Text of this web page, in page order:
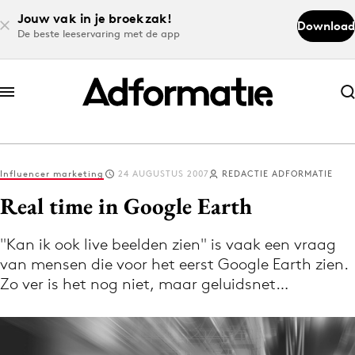
Jouw vak in je broekzak!
De beste leeservaring met de app
Download
Abonneer nu
Abonneer nu
Log in
Download de app
Volg het laatste nieuws via de Adformatie
Nieuws app
Influencer marketing 24 AUGUSTUS 2007 REDACTIE ADFORMATIE
Real time in Google Earth
"Kan ik ook live beelden zien" is vaak een vraag
van mensen die voor het eerst Google Earth zien.
Zo ver is het nog niet, maar geluidsnet…